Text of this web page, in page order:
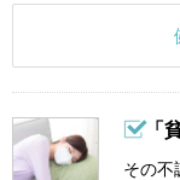
「
その不